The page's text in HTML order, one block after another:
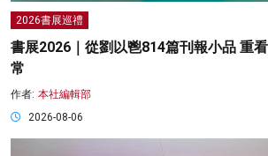
2026書展巡禮
書展2026｜從劉以鬯814篇刊報小品 重
常
作者: 本社編輯部
2026-08-06